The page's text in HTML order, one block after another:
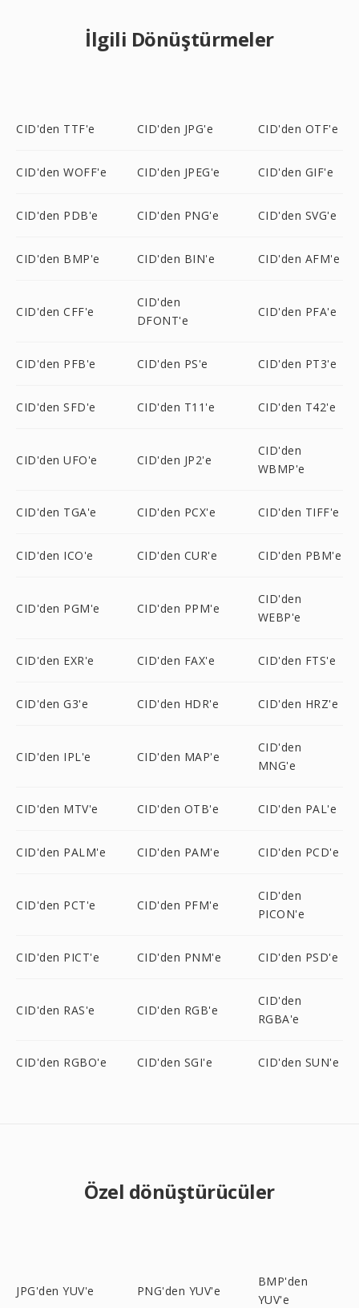
İlgili Dönüştürmeler
CID'den TTF'e CID'den JPG'e CID'den OTF'e
CID'den WOFF'e CID'den JPEG'e CID'den GIF'e
CID'den PDB'e CID'den PNG'e CID'den SVG'e
CID'den BMP'e CID'den BIN'e CID'den AFM'e
CID'den CFF'e
CID'den
DFONT'e
CID'den PFA'e
CID'den PFB'e CID'den PS'e CID'den PT3'e
CID'den SFD'e CID'den T11'e CID'den T42'e
CID'den UFO'e CID'den JP2'e
CID'den
WBMP'e
CID'den TGA'e CID'den PCX'e CID'den TIFF'e
CID'den ICO'e CID'den CUR'e CID'den PBM'e
CID'den PGM'e CID'den PPM'e
CID'den
WEBP'e
CID'den EXR'e CID'den FAX'e CID'den FTS'e
CID'den G3'e CID'den HDR'e CID'den HRZ'e
CID'den IPL'e CID'den MAP'e
CID'den
MNG'e
CID'den MTV'e CID'den OTB'e CID'den PAL'e
CID'den PALM'e CID'den PAM'e CID'den PCD'e
CID'den PCT'e CID'den PFM'e
CID'den
PICON'e
CID'den PICT'e CID'den PNM'e CID'den PSD'e
CID'den RAS'e CID'den RGB'e
CID'den
RGBA'e
CID'den RGBO'e CID'den SGI'e CID'den SUN'e
Özel dönüştürücüler
JPG'den YUV'e PNG'den YUV'e
BMP'den
YUV'e